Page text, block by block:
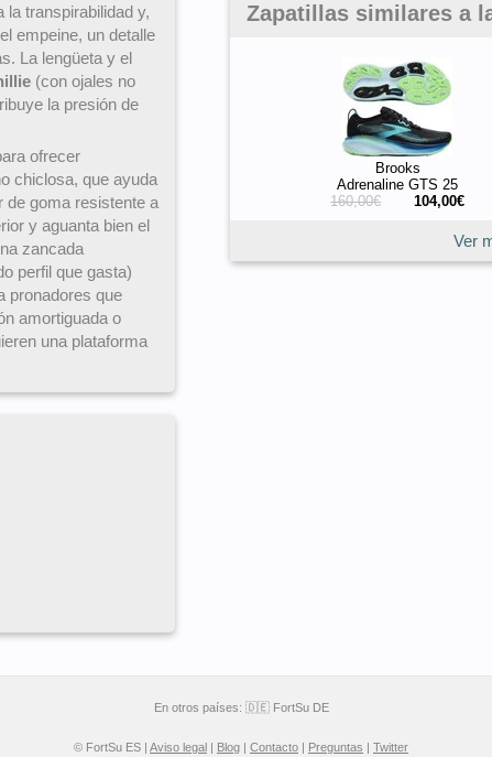
transpirabilidad y,
empeine, un detalle
La lengüeta y el
(con ojales no
la presión de
ofrecer
chiclosa, que ayuda
de goma resistente a
y aguanta bien el
zancada
perfil que gasta)
pronadores que
amortiguada o
una plataforma
Zapatillas similares a
Brooks
Adrenaline GTS 25
160,00€
104,00€
Ver
En otros países: 🇩🇪 FortSu DE
© FortSu ES | Aviso legal | Blog | Contacto | Preguntas | Twitter